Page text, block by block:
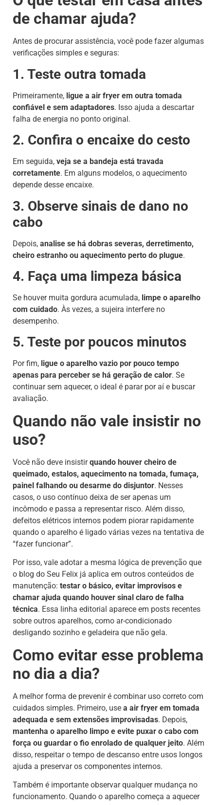
de chamar ajuda?
Antes de procurar assistência, você pode fazer algumas
verificações simples e seguras:
1. Teste outra tomada
Primeiramente, ligue a air fryer em outra tomada
confiável e sem adaptadores. Isso ajuda a descartar
falha de energia no ponto original.
2. Confira o encaixe do cesto
Em seguida, veja se a bandeja está travada
corretamente. Em alguns modelos, o aquecimento
depende desse encaixe.
3. Observe sinais de dano no
cabo
Depois, analise se há dobras severas, derretimento,
cheiro estranho ou aquecimento perto do plugue.
4. Faça uma limpeza básica
Se houver muita gordura acumulada, limpe o aparelho
com cuidado. Às vezes, a sujeira interfere no
desempenho.
5. Teste por poucos minutos
Por fim, ligue o aparelho vazio por pouco tempo
apenas para perceber se há geração de calor. Se
continuar sem aquecer, o ideal é parar por aí e buscar
avaliação.
Quando não vale insistir no
uso?
Você não deve insistirquando houver cheiro de
queimado, estalos, aquecimento na tomada, fumaça,
painel falhando ou desarme do disjuntor. Nesses
casos, o uso contínuo deixa de ser apenas um
incômodo e passa a representar risco. Além disso,
defeitos elétricos internos podem piorar rapidamente
quando o aparelho é ligado várias vezes na tentativa de
“fazer funcionar”.
Por isso, vale adotar a mesma lógica de prevenção que
o blog do Seu Felix já aplica em outros conteúdos de
manutenção: testar o básico, evitar improvisos e
chamar ajuda quando houver sinal claro de falha
técnica. Essa linha editorial aparece em posts recentes
sobre outros aparelhos, como ar-condicionado
desligando sozinho e geladeira que não gela.
Como evitar esse problema
no dia a dia?
A melhor forma de prevenir é combinar uso correto com
cuidados simples. Primeiro, use a air fryer em tomada
adequada e sem extensões improvisadas. Depois,
mantenha o aparelho limpo e evite puxar o cabo com
força ou guardar o fio enrolado de qualquer jeito. Além
disso, respeitar o tempo de descanso entre usos longos
ajuda a preservar os componentes internos.
Também é importante observar qualquer mudança no
funcionamento. Quando o aparelho começa a aquecer